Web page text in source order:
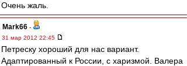
Очень жаль.
Mark66 -
31 мар 2012 22:45
Петреску хороший для нас вариант.
Адаптированный к России, с харизмой. Валера